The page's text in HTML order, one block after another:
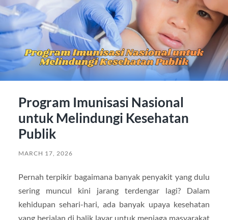
Program Imunisasi Nasional
untuk Melindungi Kesehatan
Publik
MARCH 17, 2026
Pernah terpikir bagaimana banyak penyakit yang dulu
sering muncul kini jarang terdengar lagi? Dalam
kehidupan sehari-hari, ada banyak upaya kesehatan
yang berjalan di balik layar untuk menjaga masyarakat